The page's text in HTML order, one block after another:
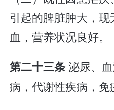
引起的脾脏肿大，
血，营养状况良好。
第二十三条泌尿、
病，代谢性疾病，免